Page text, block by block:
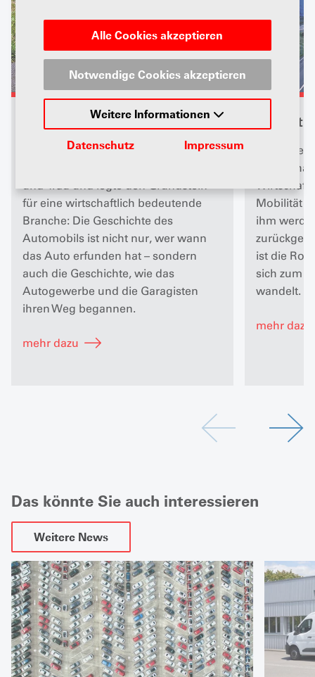
Alle Cookies akzeptieren
Notwendige Cookies akzeptieren
Weitere Informationen
Datenschutz Impressum
Geschichte
Es veränderte die Welt, etablierte die
und -frau und legte den Grundstein
für eine wirtschaftlich bedeutende
Branche: Die Geschichte des
Automobils ist nicht nur, wer wann
das Auto erfunden hat – sondern
auch die Geschichte, wie das
Autogewerbe und die Garagisten
ihren Weg begannen.
mehr dazu
Die
Mobilität
ihm
ist die
sich zum
wandelt.
mehr dazu
Das könnte Sie auch interessieren
Weitere News